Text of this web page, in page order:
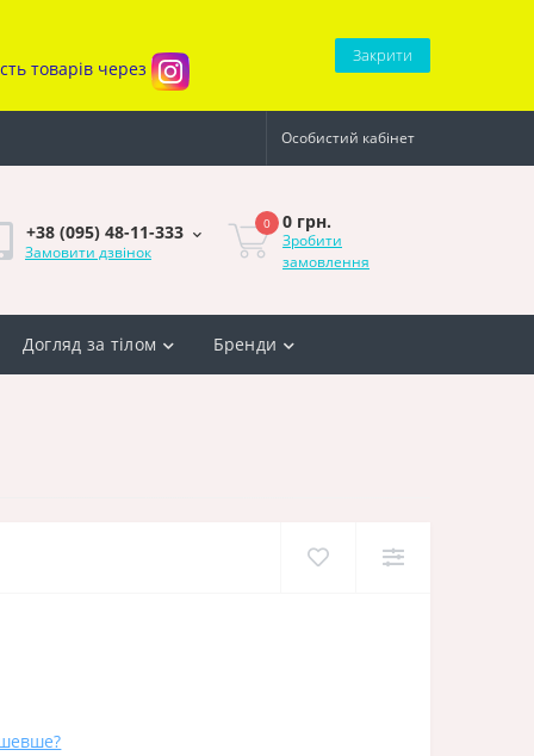
товарів через
Закрити
Особистий кабінет
+38 (095) 48-11-333
Замовити дзвінок
0 0 грн.
Зробити
замовлення
Догляд за тілом Бренди